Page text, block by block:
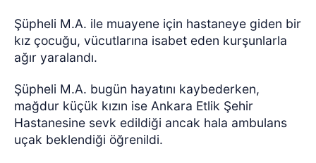
Şüpheli M.A. ile muayene için hastaneye giden bir
kız çocuğu, vücutlarına isabet eden kurşunlarla
ağır yaralandı.
Şüpheli M.A. bugün hayatını kaybederken,
mağdur küçük kızın ise Ankara Etlik Şehir
Hastanesine sevk edildiği ancak hala ambulans
uçak beklendiği öğrenildi.